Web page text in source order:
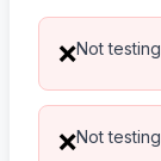
❌Not
❌Not